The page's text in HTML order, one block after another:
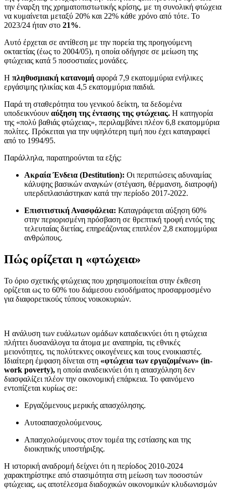
την έναρξη της χρηματοπιστωτικής κρίσης, με τη συνολική φτώχεια
να κυμαίνεται μεταξύ 20% και 22% κάθε χρόνο από τότε. Το
2023/24 ήταν στο 21%.
Αυτό έρχεται σε αντίθεση με την πορεία της προηγούμενη
οκταετίας (έως το 2004/05), η οποία οδήγησε σε μείωση της
φτώχειας κατά 5 ποσοστιαίες μονάδες.
Η πληθυσμιακή κατανομή αφορά 7,9 εκατομμύρια ενήλικες
εργάσιμης ηλικίας και 4,5 εκατομμύρια παιδιά.
Παρά τη σταθερότητα του γενικού δείκτη, τα δεδομένα
υποδεικνύουν αύξηση της έντασης της φτώχειας. Η κατηγορία
της «πολύ βαθιάς φτώχειας», περιλαμβάνει πλέον 6,8 εκατομμύρια
πολίτες. Πρόκειται για την υψηλότερη τιμή που έχει καταγραφεί
από το 1994/95.
Παράλληλα, παρατηρούνται τα εξής:
Ακραία Ένδεια (Destitution): Οι περιπτώσεις αδυναμίας
κάλυψης βασικών αναγκών (στέγαση, θέρμανση, διατροφή)
υπερδιπλασιάστηκαν κατά την περίοδο 2017-2022.
Επισιτιστική Ανασφάλεια: Καταγράφεται αύξηση 60%
στην περιορισμένη πρόσβαση σε θρεπτική τροφή εντός της
τελευταίας διετίας, επηρεάζοντας επιπλέον 2,8 εκατομμύρια
ανθρώπους.
Πώς ορίζεται η «φτώχεια»
Το όριο σχετικής φτώχειας που χρησιμοποιείται στην έκθεση
ορίζεται ως το 60% του διάμεσου εισοδήματος προσαρμοσμένο
για διαφορετικούς τύπους νοικοκυριών.
Η ανάλυση των ευάλωτων ομάδων καταδεικνύει ότι η φτώχεια
πλήττει δυσανάλογα τα άτομα με αναπηρία, τις εθνικές
μειονότητες, τις πολύτεκνες οικογένειες και τους ενοικιαστές.
Ιδιαίτερη έμφαση δίνεται στη «φτώχεια των εργαζομένων» (in-
work poverty), η οποία αναδεικνύει ότι η απασχόληση δεν
διασφαλίζει πλέον την οικονομική επάρκεια. Το φαινόμενο
εντοπίζεται κυρίως σε:
Εργαζόμενους μερικής απασχόλησης.
Αυτοαπασχολούμενους.
Απασχολούμενους στον τομέα της εστίασης και της
διοικητικής υποστήριξης.
Η ιστορική αναδρομή δείχνει ότι η περίοδος 2010-2024
χαρακτηρίστηκε από στασιμότητα στη μείωση των ποσοστών
φτώχειας, ως αποτέλεσμα διαδοχικών οικονομικών κλυδωνισμών